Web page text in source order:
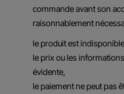
commande avant son
raisonnablement
le produit est
le prix ou les
évidente,
le paiement ne peut pas